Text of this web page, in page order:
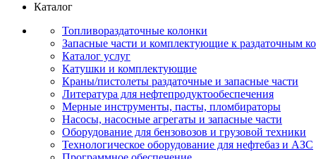
Каталог
Топливораздаточные колонки
Запасные части и комплектующие к раздаточным
Каталог услуг
Катушки и комплектующие
Краны/пистолеты раздаточные и запасные части
Литература для нефтепродуктообеспечения
Мерные инструменты, пасты, пломбираторы
Насосы, насосные агрегаты и запасные части
Оборудование для бензовозов и грузовой техники
Технологическое оборудование для нефтебаз и АЗС